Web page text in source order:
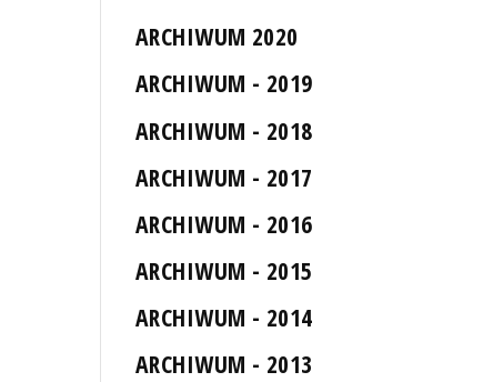
ARCHIWUM 2020
ARCHIWUM - 2019
ARCHIWUM - 2018
ARCHIWUM - 2017
ARCHIWUM - 2016
ARCHIWUM - 2015
ARCHIWUM - 2014
ARCHIWUM - 2013